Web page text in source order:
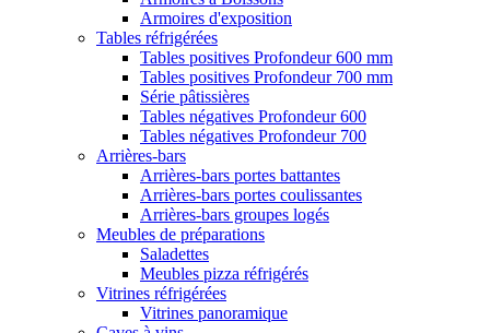
Armoires d'exposition
Tables réfrigérées
Tables positives Profondeur 600 mm
Tables positives Profondeur 700 mm
Série pâtissières
Tables négatives Profondeur 600
Tables négatives Profondeur 700
Arrières-bars
Arrières-bars portes battantes
Arrières-bars portes coulissantes
Arrières-bars groupes logés
Meubles de préparations
Saladettes
Meubles pizza réfrigérés
Vitrines réfrigérées
Vitrines panoramique